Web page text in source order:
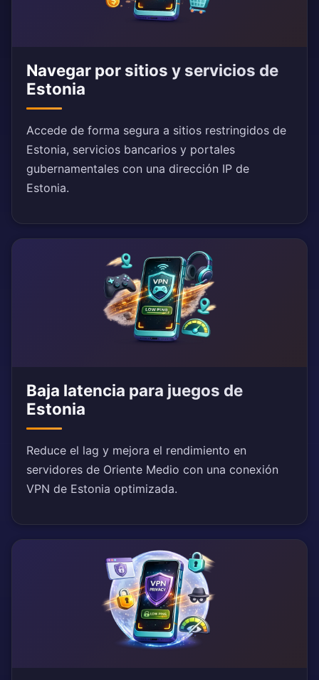
Navegar por sitios y servicios de
Estonia
Accede de forma segura a sitios restringidos de
Estonia, servicios bancarios y portales
gubernamentales con una dirección IP de
Estonia.
Baja latencia para juegos de
Estonia
Reduce el lag y mejora el rendimiento en
servidores de Oriente Medio con una conexión
VPN de Estonia optimizada.